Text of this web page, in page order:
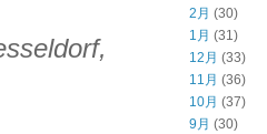
2月 (30)
1月 (31)
12月 (33)
11月 (36)
10月 (37)
9月 (30)